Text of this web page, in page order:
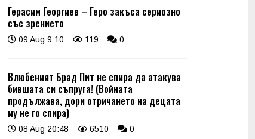
Герасим Георгиев – Геро закъса сериозно
със зрението
09 Aug 9:10 119 0
Влюбеният Брад Пит не спира да атакува
бившата си съпруга! (Войната
продължава, дори отричането на децата
му не го спира)
08 Aug 20:48 6510 0